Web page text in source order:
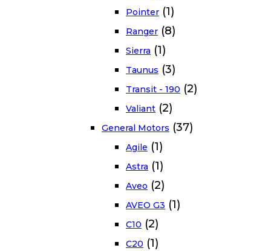
Pointer (1)
Ranger (8)
Sierra (1)
Taunus (3)
Transit - 190 (2)
Valiant (2)
General Motors (37)
Agile (1)
Astra (1)
Aveo (2)
AVEO G3 (1)
C10 (2)
C20 (1)